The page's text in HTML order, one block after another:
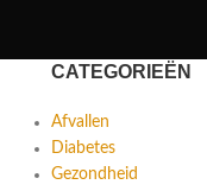
CATEGORIEËN
Afvallen
Diabetes
Gezondheid